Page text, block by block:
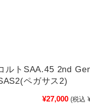
ルトSAA.45 2nd
ペガサス2)
¥27,000 (税込